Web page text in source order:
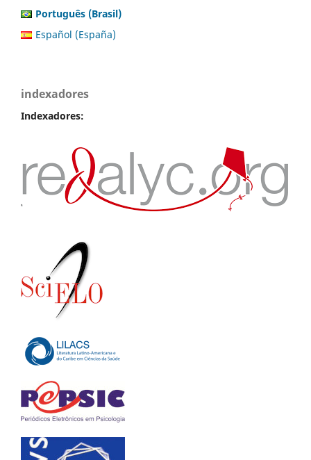
Português (Brasil)
Español (España)
indexadores
Indexadores: